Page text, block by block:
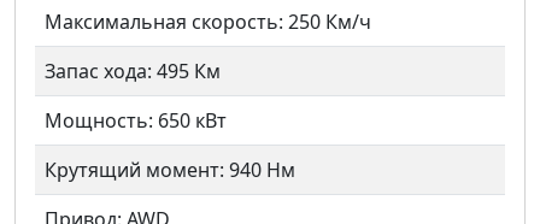
Максимальная скорость: 250 Км/ч
Запас хода: 495 Км
Мощность: 650 кВт
Крутящий момент: 940 Нм